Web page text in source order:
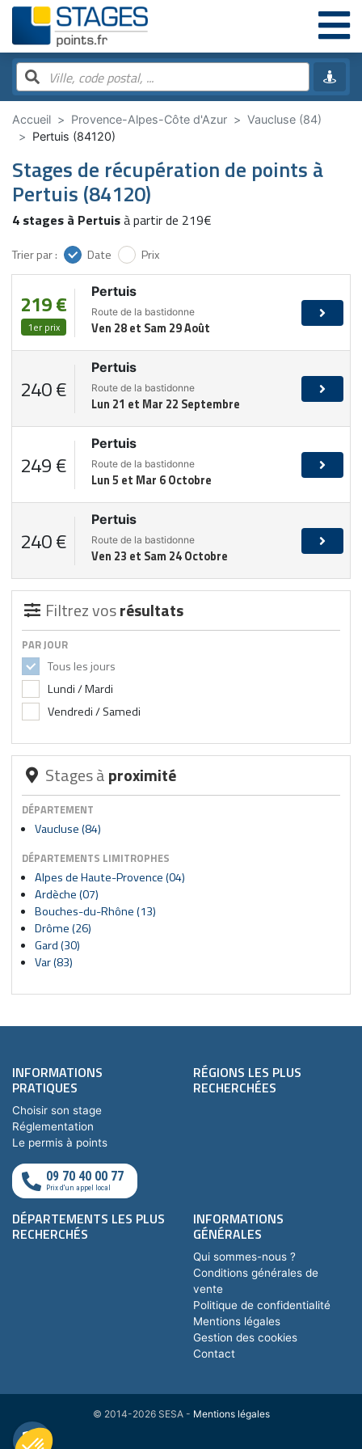
Accueil Provence-Alpes-Côte d'Azur
Vaucluse (84)
Pertuis (84120)
Stages de récupération de points à
Pertuis (84120)
4 stages à Pertuisà partir de 219€
Trier par : Date Prix
219 €
1er prix
Pertuis
Route de la bastidonne
Ven 28 et Sam 29 Août
240 €
Pertuis
Route de la bastidonne
Lun 21 et Mar 22 Septembre
249 €
Pertuis
Route de la bastidonne
Lun 5 et Mar 6 Octobre
240 €
Pertuis
Route de la bastidonne
Ven 23 et Sam 24 Octobre
Filtrez vosrésultats
PAR JOUR
Tous les jours
Lundi / Mardi
Vendredi / Samedi
Stages àproximité
DÉPARTEMENT
Vaucluse (84)
DÉPARTEMENTS LIMITROPHES
Alpes de Haute-Provence (04)
Ardèche (07)
Bouches-du-Rhône (13)
Drôme (26)
Gard (30)
Var (83)
INFORMATIONS
PRATIQUES
Choisir son stage
Réglementation
Le permis à points
09 70 40 00 77
Prix d'un appel local
RÉGIONS LES PLUS
RECHERCHÉES
DÉPARTEMENTS LES PLUS
RECHERCHÉS
INFORMATIONS
GÉNÉRALES
Qui sommes-nous ?
Conditions générales de
vente
Politique de confidentialité
Mentions légales
Gestion des cookies
Contact
© 2014-2026 SESA - Mentions légales